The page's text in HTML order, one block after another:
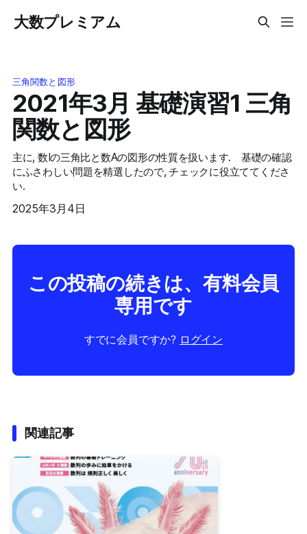
大数プレミアム
三角関数と図形
2021年3月 基礎演習1 三角
関数と図形
主に, 数Iの三角比と数Aの図形の性質を扱います. 基礎の確認
にふさわしい問題を精選したので, チェックに役立ててくださ
い.
2025年3月4日
この投稿の続きは、有料会員
専用です
すでに会員ですか? ログイン
関連記事